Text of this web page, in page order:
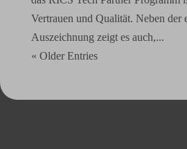
Vertrauen und Qualität. Neben der
Auszeichnung zeigt es auch,...
« Older Entries